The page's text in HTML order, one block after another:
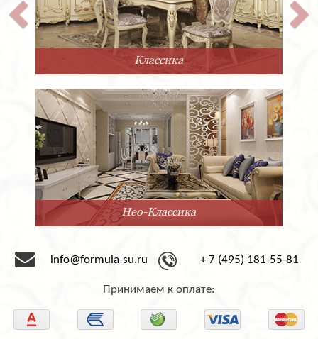
Классика
Нео-Классика
info@formula-su.ru + 7 (495) 181-55-81
Принимаем к оплате: